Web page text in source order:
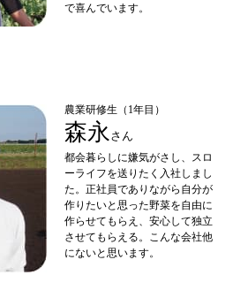
で喜んでいます。
農業研修生（1年目）
森永 さん
都会暮らしに嫌気がさし、スロ
ーライフを送りたく入社しまし
た。正社員でありながら自分が
作りたいと思った野菜を自由に
作らせてもらえ、安心して独立
させてもらえる。こんな会社他
にないと思います。